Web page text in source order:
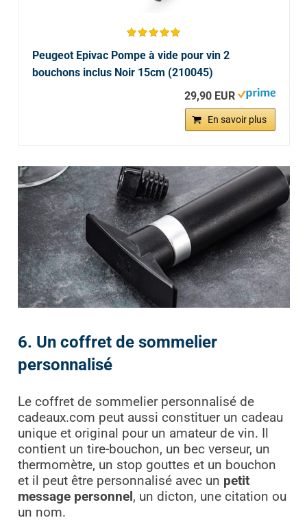
Peugeot Epivac Pompe à vide pour vin 2
bouchons inclus Noir 15cm (210045)
29,90 EUR
En savoir plus
6. Un coffret de sommelier
personnalisé
Le coffret de sommelier personnalisé de
cadeaux.com peut aussi constituer un cadeau
unique et original pour un amateur de vin. Il
contient un tire-bouchon, un bec verseur, un
thermomètre, un stop gouttes et un bouchon
et il peut être personnalisé avec un petit
message personnel, un dicton, une citation ou
un nom.